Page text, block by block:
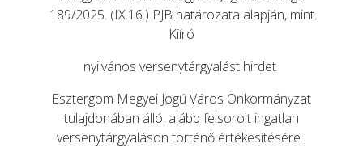
189/2025. (IX.16.) PJB határozata alapján, mint
Kiíró
nyilvános versenytárgyalást hirdet
Esztergom Megyei Jogú Város Önkormányzat
tulajdonában álló, alább felsorolt ingatlan
versenytárgyaláson történő értékesítésére.